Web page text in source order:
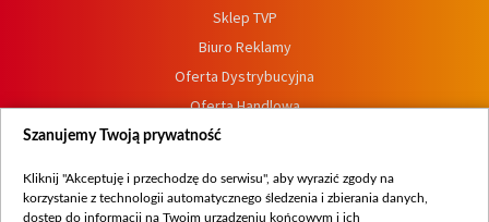
Sklep TVP
Biuro Reklamy
Oferta Dystrybucyjna
Oferta Handlowa
Dostępność
Procedura zgłoszeń wewnętrznych
Szanujemy Twoją prywatność
Kliknij "Akceptuję i przechodzę do serwisu", aby wyrazić zgody na
korzystanie z technologii automatycznego śledzenia i zbierania danych,
dostęp do informacji na Twoim urządzeniu końcowym i ich